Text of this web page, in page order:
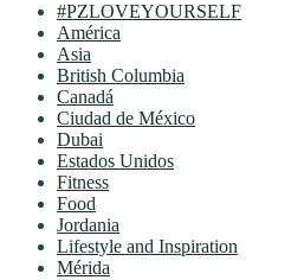
#PZLOVEYOURSELF
América
Asia
British Columbia
Canadá
Ciudad de México
Dubai
Estados Unidos
Fitness
Food
Jordania
Lifestyle and Inspiration
Mérida